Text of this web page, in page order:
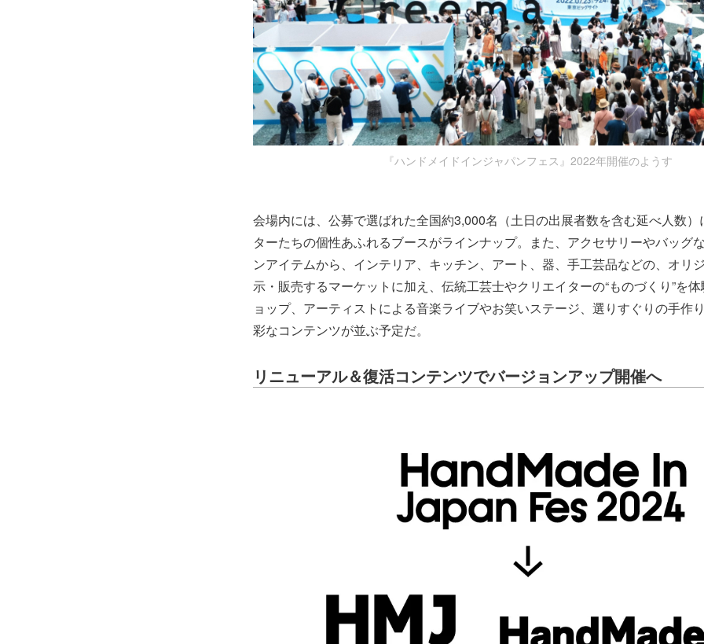
『ハンドメイドインジャパンフェス』2022年開催のようす
会場内には、公募で選ばれた全国約3,000名（土日の出展者数を含む延べ人数）
ターたちの個性あふれるブースがラインナップ。また、アクセサリーやバッグ
ンアイテムから、インテリア、キッチン、アート、器、手工芸品などの、オリ
示・販売するマーケットに加え、伝統工芸士やクリエイターの“ものづくり”を
ョップ、アーティストによる音楽ライブやお笑いステージ、選りすぐりの手作
彩なコンテンツが並ぶ予定だ。
リニューアル＆復活コンテンツでバージョンアップ開催へ